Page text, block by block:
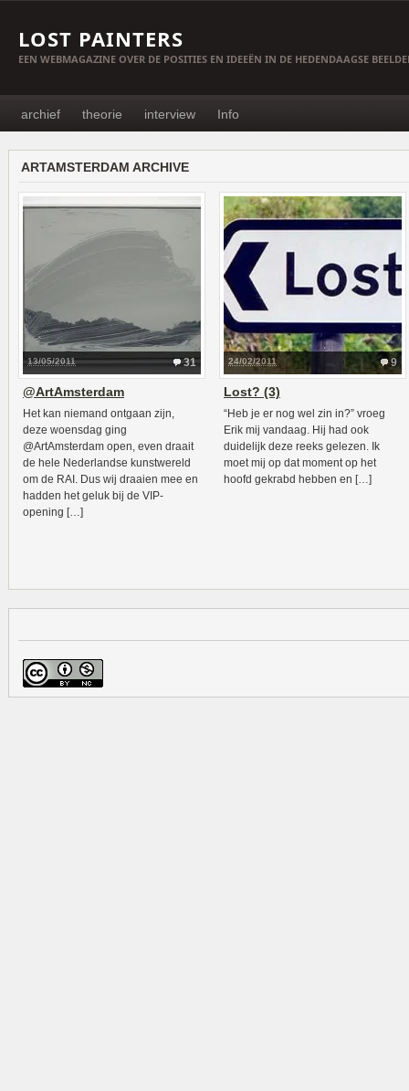
LOST PAINTERS
EEN WEBMAGAZINE OVER DE POSITIES EN IDEEËN IN DE HEDENDAAGSE
archief theorie interview Info
ARTAMSTERDAM ARCHIVE
31
13/05/2011
@ArtAmsterdam
Het kan niemand ontgaan zijn,
deze woensdag ging
@ArtAmsterdam open, even draait
de hele Nederlandse kunstwereld
om de RAI. Dus wij draaien mee en
hadden het geluk bij de VIP-
opening […]
9
24/02/2011
Lost? (3)
“Heb je er nog wel zin in?” vroeg
Erik mij vandaag. Hij had ook
duidelijk deze reeks gelezen. Ik
moet mij op dat moment op het
hoofd gekrabd hebben en […]